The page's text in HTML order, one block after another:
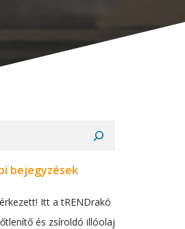
bejegyzések
Itt a tRENDrakó
és zsíroldó illóolaj